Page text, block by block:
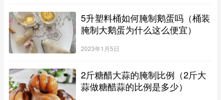
5升塑料桶如何腌制鹅蛋吗（桶装
腌制大鹅蛋为什么这么便宜）
2023年1月5日
2斤糖醋大蒜的腌制比例（2斤大
蒜做糖醋蒜的比例是多少）